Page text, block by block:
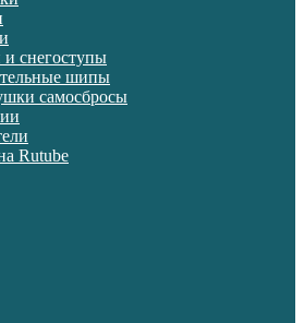
снегоступы
шипы
самосбросы
Rutube